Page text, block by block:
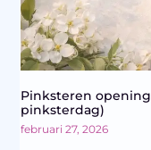
Pinksteren
pinksterdag)
februari 27, 2026